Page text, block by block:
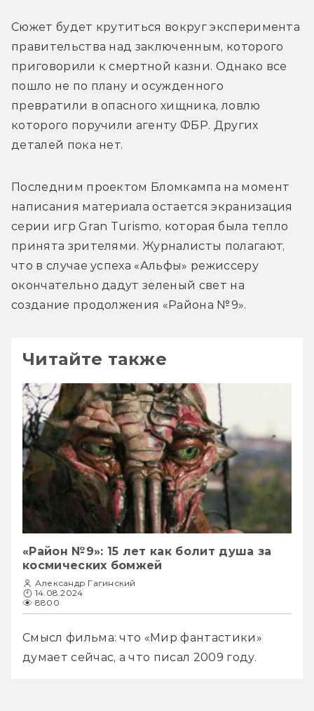
Сюжет будет крутиться вокруг эксперимента
правительства над заключенным, которого
приговорили к смертной казни. Однако все
пошло не по плану и осужденного
превратили в опасного хищника, ловлю
которого поручили агенту ФБР. Других
деталей пока нет.
Последним проектом Бломкампа на момент
написания материала остается экранизация
серии игр Gran Turismo, которая была тепло
принята зрителями. Журналисты полагают,
что в случае успеха «Альфы» режиссеру
окончательно дадут зеленый свет на
создание продолжения «Района №9».
Читайте также
«Район №9»: 15 лет как болит душа за
космических бомжей
Александр Гагинский
14.08.2024
8800
Смысл фильма: что «Мир фантастики»
думает сейчас, а что писал 2009 году.